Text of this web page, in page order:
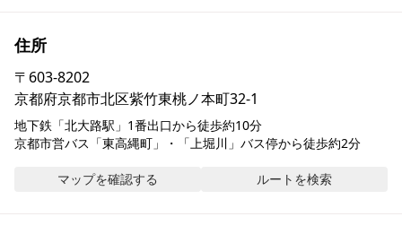
Contact us in English
住所
〒 603-8202
京都府京都市北区紫竹東桃ノ本町32-1
地下鉄「北大路駅」1番出口から徒歩約10分
京都市営バス「東高縄町」・「上堀川」バス停から徒歩約2分
マップを確認する ルートを検索